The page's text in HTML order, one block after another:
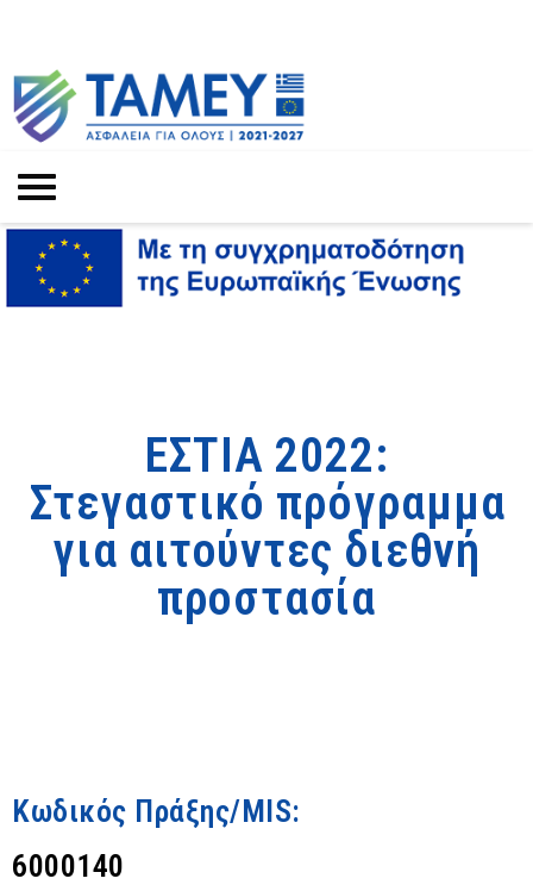
ΕΣΤΙΑ 2022:
Στεγαστικό πρόγραμμα
για αιτούντες διεθνή
προστασία
Κωδικός Πράξης/MIS:
6000140